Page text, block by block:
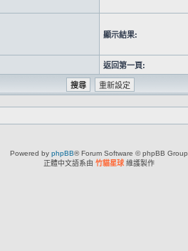
顯示結果:
返回第一頁:
Powered by phpBB® Forum Software © phpBB Group
正體中文語系由 竹貓星球 維護製作